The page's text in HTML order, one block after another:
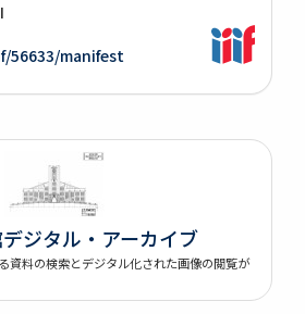
manifest
ジタル・アーカイブ
資料の検索とデジタル化された画像の閲覧が